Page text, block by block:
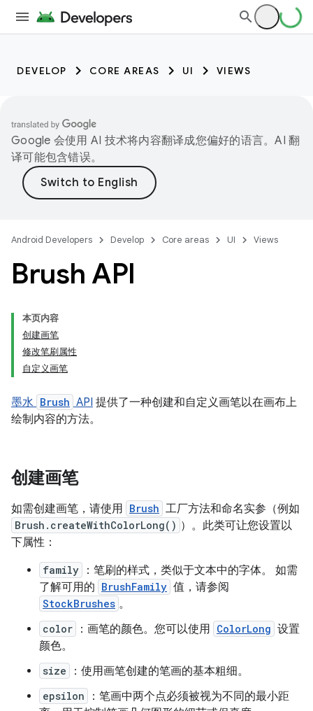
DEVELOP CORE AREAS UI VIEWS
Google 会使用 AI 技术将内容翻译成您偏好的语言。AI 翻
译可能包含错误。
Android Developers Develop Core areas UI Views
Brush API
本页内容
创建画笔
修改笔刷属性
自定义画笔
墨水 Brush API 提供了一种创建和自定义画笔以在画布上
绘制内容的方法。
创建画笔
如需创建画笔，请使用 Brush 工厂方法和命名实参（例如
Brush.createWithColorLong() ）。此类可让您设置以
下属性：
family
：笔刷的样式，类似于文本中的字体。 如需
了解可用的 BrushFamily 值，请参阅
StockBrushes 。
color ：画笔的颜色。您可以使用 ColorLong 设置
颜色。
size ：使用画笔创建的笔画的基本粗细。
epsilon
：笔画中两个点必须被视为不同的最小距